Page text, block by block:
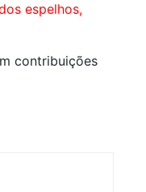
espelhos,
contribuições